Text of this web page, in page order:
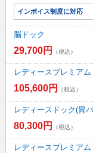
インボイス制度に対応
脳ドック
29,700円 （税込）
レディースプレミア
105,600円 （税込）
レディースドック(胃
80,300円 （税込）
レディースプレミア